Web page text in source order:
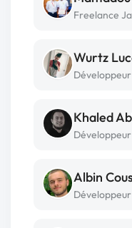
Freelance
Wurtz
Khaled
Albin